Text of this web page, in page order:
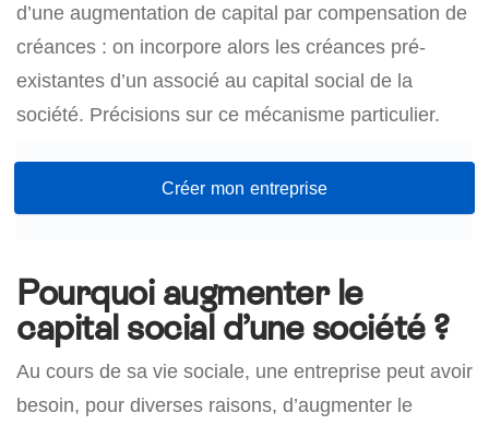
d’une augmentation de capital par compensation de
créances : on incorpore alors les créances pré-
existantes d’un associé au capital social de la
société. Précisions sur ce mécanisme particulier.
Créer mon entreprise
Pourquoi augmenter le
capital social d’une société ?
Au cours de sa vie sociale, une entreprise peut avoir
besoin, pour diverses raisons, d’augmenter le